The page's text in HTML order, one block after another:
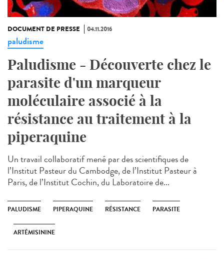
DOCUMENT DE PRESSE 04.11.2016
paludisme
Paludisme - Découverte chez le
parasite d'un marqueur
moléculaire associé à la
résistance au traitement à la
piperaquine
Un travail collaboratif mené par des scientifiques de
l’Institut Pasteur du Cambodge, de l’Institut Pasteur à
Paris, de l’Institut Cochin, du Laboratoire de...
PALUDISME PIPERAQUINE RÉSISTANCE PARASITE
ARTÉMISININE